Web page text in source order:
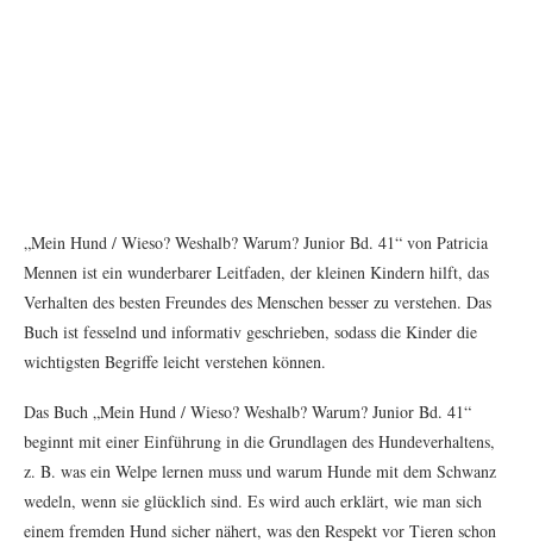
„Mein Hund / Wieso? Weshalb? Warum? Junior Bd. 41“ von Patricia
Mennen ist ein wunderbarer Leitfaden, der kleinen Kindern hilft, das
Verhalten des besten Freundes des Menschen besser zu verstehen. Das
Buch ist fesselnd und informativ geschrieben, sodass die Kinder die
wichtigsten Begriffe leicht verstehen können.
Das Buch „Mein Hund / Wieso? Weshalb? Warum? Junior Bd. 41“
beginnt mit einer Einführung in die Grundlagen des Hundeverhaltens,
z. B. was ein Welpe lernen muss und warum Hunde mit dem Schwanz
wedeln, wenn sie glücklich sind. Es wird auch erklärt, wie man sich
einem fremden Hund sicher nähert, was den Respekt vor Tieren schon